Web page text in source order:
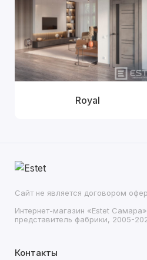
Royal
Сайт не является договором
Интернет-магазин «Estet
представитель фабрики, 2005-
Контакты